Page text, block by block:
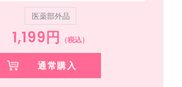
医薬部外品
1,199円 （税込）
通常購入